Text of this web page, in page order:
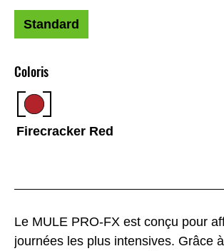
Le MULE PRO-FX est conçu pour
journées les plus intensives. Grâce
Coloris
Firecracker Red
Standard